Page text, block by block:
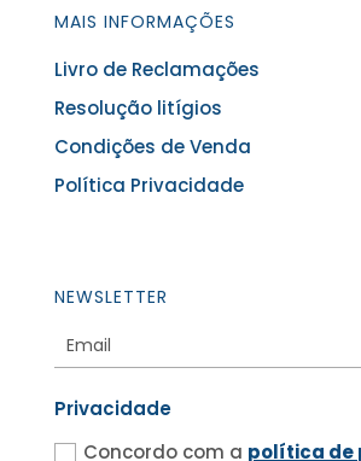
MAIS INFORMAÇÕES
Livro de Reclamações
Resolução litígios
Condições de Venda
Política Privacidade
NEWSLETTER
Privacidade
Concordo com a política de